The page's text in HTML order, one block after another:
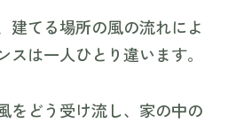
建てる場所の風の流れによ
スは一人ひとり違います。
をどう受け流し、家の中の